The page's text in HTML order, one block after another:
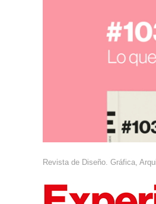
Revista de Diseño. Gráfica,